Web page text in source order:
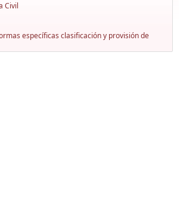
Civil
específicas clasificación y provisión de